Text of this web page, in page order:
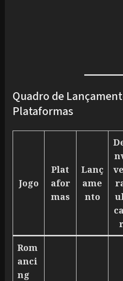
Quadro de
Plataformas
Jogo
Plat
afor
mas
Lanç
ame
nto
Rom
anci
ng